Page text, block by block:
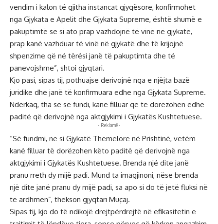
vendim i kalon të gjitha instancat gjyqësore, konfirmohet
nga Gjykata e Apelit dhe Gjykata Supreme, është shumë e
pakuptimtë se si ato prap vazhdojnë të vinë në gjykatë,
prap kanë vazhduar të vinë në gjykatë dhe të krijojnë
shpenzime që në tërësi janë të pakuptimta dhe të
panevojshme”, shtoi gjyqtari.
Kjo pasi, sipas tij, pothuajse derivojnë nga e njëjta bazë
juridike dhe janë të konfirmuara edhe nga Gjykata Supreme.
Ndërkaq, tha se së fundi, kanë filluar që të dorëzohen edhe
paditë që derivojnë nga aktgjykimi i Gjykatës Kushtetuese.
- Reklamë -
“Së fundmi, ne si Gjykatë Themelore në Prishtinë, vetëm
kanë filluar të dorëzohen këto paditë që derivojnë nga
aktgjykimi i Gjykatës Kushtetuese. Brenda një dite janë
pranu rreth dy mijë padi. Mund ta imagjinoni, nëse brenda
një dite janë pranu dy mijë padi, sa apo si do të jetë fluksi në
të ardhmen”, thekson gjyqtari Muçaj.
Sipas tij, kjo do të ndikojë drejtpërdrejtë në efikasitetin e